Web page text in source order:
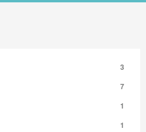
3
7
1
1